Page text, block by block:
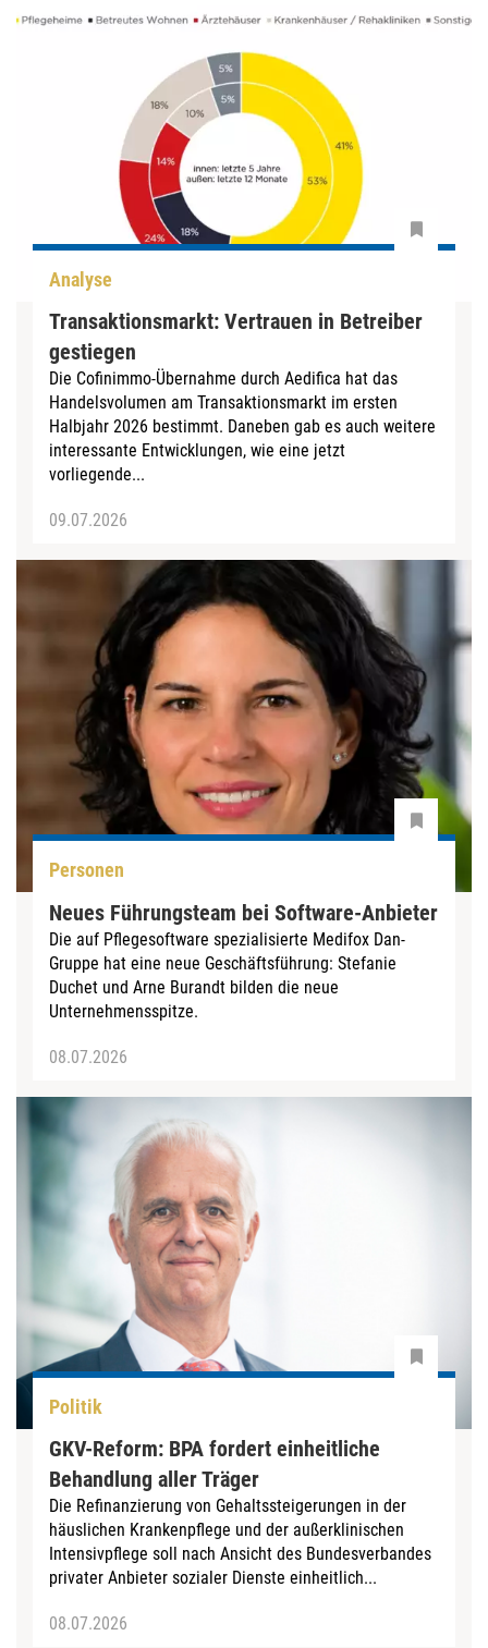
Analyse
Transaktionsmarkt: Vertrauen in Betreiber
gestiegen
Die Cofinimmo-Übernahme durch Aedifica hat das
Handelsvolumen am Transaktionsmarkt im ersten
Halbjahr 2026 bestimmt. Daneben gab es auch weitere
interessante Entwicklungen, wie eine jetzt
vorliegende...
09.07.2026
Personen
Neues Führungsteam bei Software-Anbieter
Die auf Pflegesoftware spezialisierte Medifox Dan-
Gruppe hat eine neue Geschäftsführung: Stefanie
Duchet und Arne Burandt bilden die neue
Unternehmensspitze.
08.07.2026
Politik
GKV-Reform: BPA fordert einheitliche
Behandlung aller Träger
Die Refinanzierung von Gehaltssteigerungen in der
häuslichen Krankenpflege und der außerklinischen
Intensivpflege soll nach Ansicht des Bundesverbandes
privater Anbieter sozialer Dienste einheitlich...
08.07.2026